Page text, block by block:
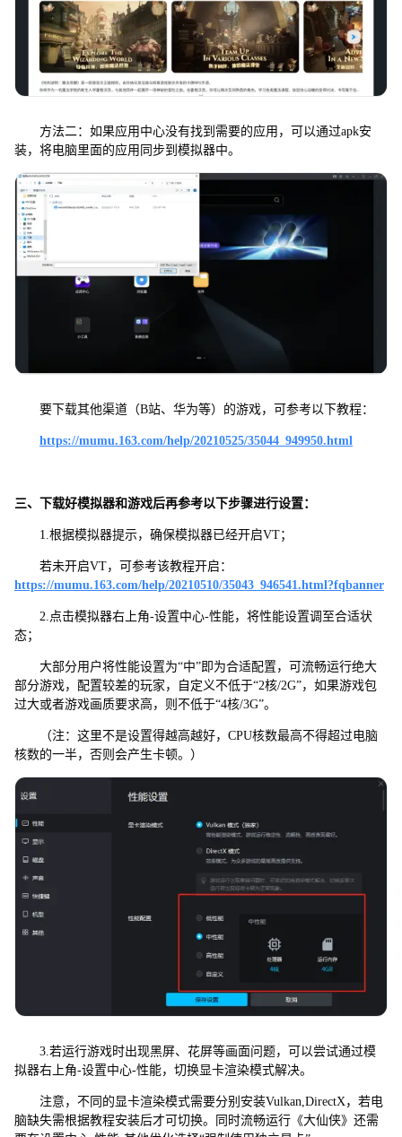
方法二：如果应用中心没有找到需要的应用，可以通过apk安
装，将电脑里面的应用同步到模拟器中。
要下载其他渠道（B站、华为等）的游戏，可参考以下教程：
https://mumu.163.com/help/20210525/35044_949950.html
三、下载好模拟器和游戏后再参考以下步骤进行设置：
1.根据模拟器提示，确保模拟器已经开启VT；
若未开启VT，可参考该教程开启：
https://mumu.163.com/help/20210510/35043_946541.html?fqbanner
2.点击模拟器右上角-设置中心-性能，将性能设置调至合适状
态；
大部分用户将性能设置为“中”即为合适配置，可流畅运行绝大
部分游戏，配置较差的玩家，自定义不低于“2核/2G”，如果游戏包
过大或者游戏画质要求高，则不低于“4核/3G”。
（注：这里不是设置得越高越好，CPU核数最高不得超过电脑
核数的一半，否则会产生卡顿。）
3.若运行游戏时出现黑屏、花屏等画面问题，可以尝试通过模
拟器右上角-设置中心-性能，切换显卡渲染模式解决。
注意，不同的显卡渲染模式需要分别安装Vulkan,DirectX，若电
脑缺失需根据教程安装后才可切换。同时流畅运行《大仙侠》还需